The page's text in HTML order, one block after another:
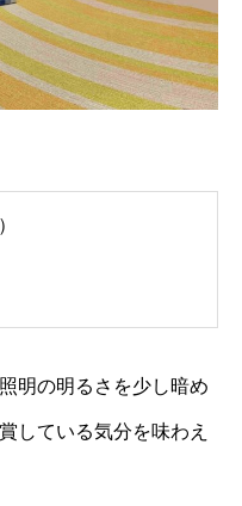
明の明るさを少し暗め
している気分を味わえ